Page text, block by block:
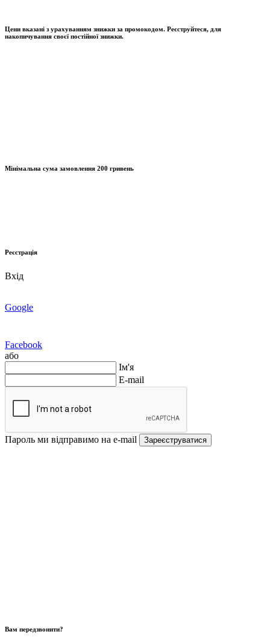
Цени вказані з урахуванням знижки за промокодом. Реєструйтеся, для
накопичування своєї постійної знижки.
Мінімальна сума замовлення 200 гривень
Реєстрація
Вхід
Google
Facebook
або
Ім'я
E-mail
Пароль ми відправимо на e-mail Зареєструватися
Вам передзвонити?